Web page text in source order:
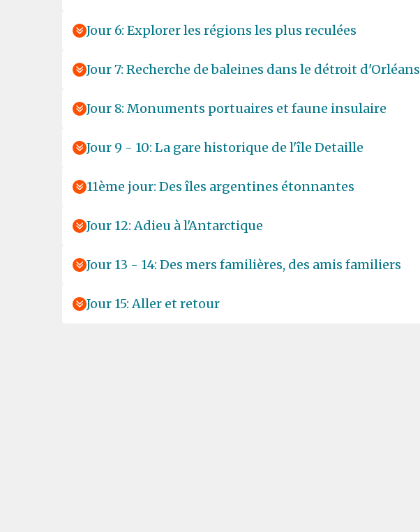
Jour 6: Explorer les régions les plus reculées
Jour 7: Recherche de baleines dans le détroit d'Orléans
Jour 8: Monuments portuaires et faune insulaire
Jour 9 - 10: La gare historique de l'île Detaille
11ème jour: Des îles argentines étonnantes
Jour 12: Adieu à l'Antarctique
Jour 13 - 14: Des mers familières, des amis familiers
Jour 15: Aller et retour